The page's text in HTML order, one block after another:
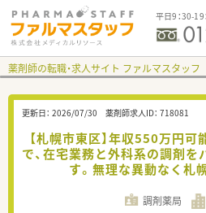
平日9：30-19
薬剤師の転職・求人サイト ファルマスタッフ
更新日： 2026/07/30 薬剤師求人ID： 718081
【札幌市東区】年収550万円可
で、在宅業務と外科系の調剤
す。無理な異動なく札
調剤薬局